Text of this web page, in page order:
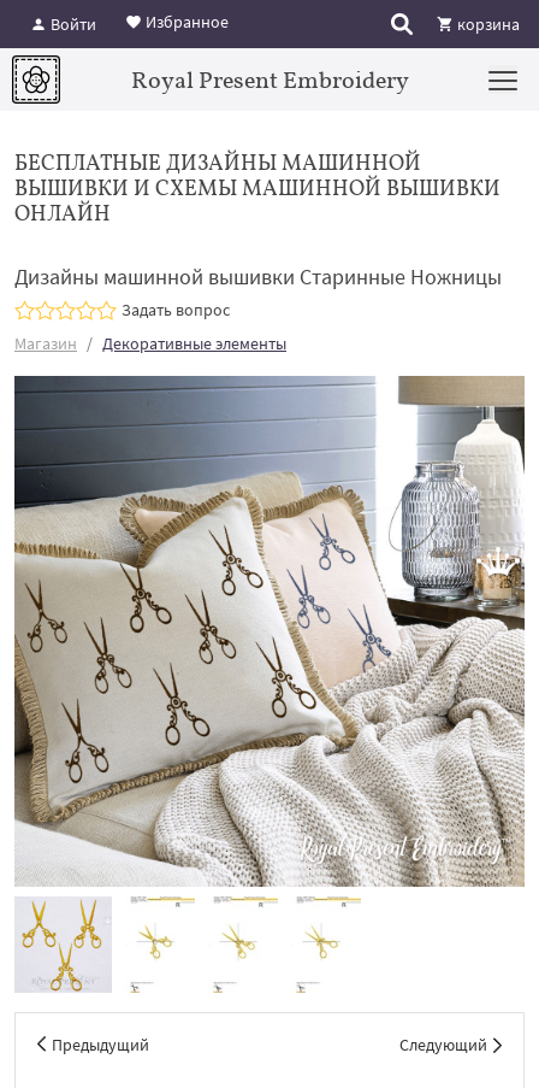
Войти Избранное корзина
Royal Present Embroidery
БЕСПЛАТНЫЕ ДИЗАЙНЫ МАШИННОЙ
ВЫШИВКИ И СХЕМЫ МАШИННОЙ ВЫШИВКИ
ОНЛАЙН
Дизайны машинной вышивки Старинные Ножницы
Задать вопрос
Магазин
Декоративные элементы
Предыдущий Следующий